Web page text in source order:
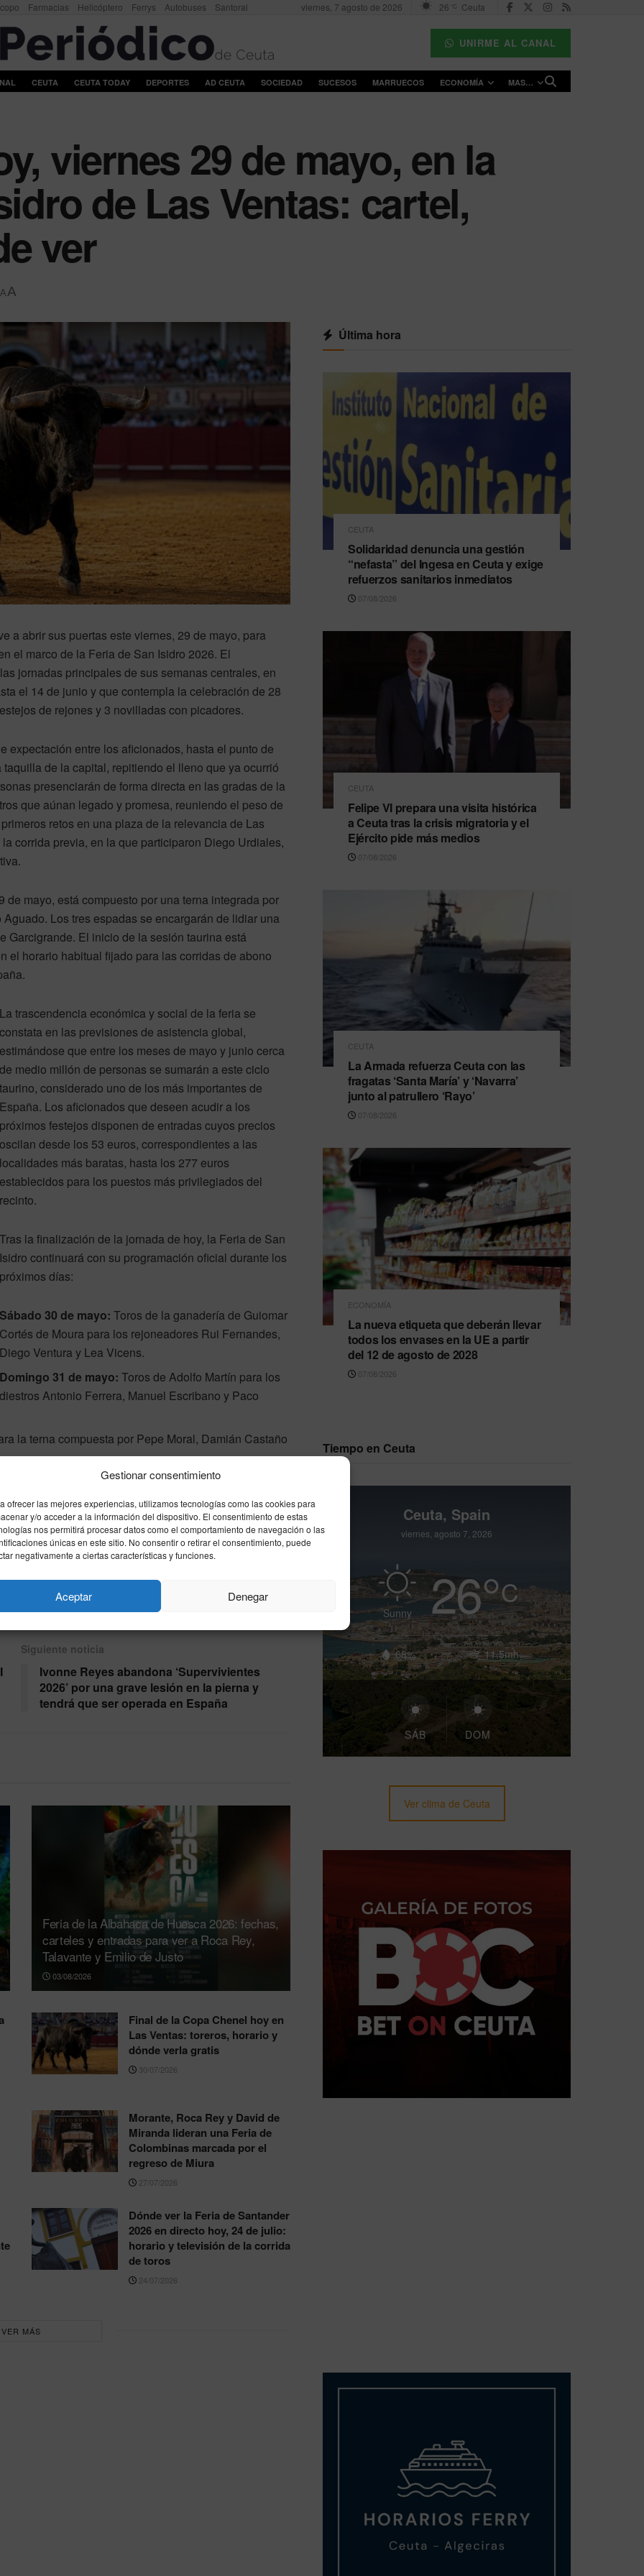
Gestionar consentimiento
ofrecer las mejores experiencias, utilizamos tecnologías como las cookies para
y/o acceder a la información del dispositivo. El consentimiento de estas
nos permitirá procesar datos como el comportamiento de navegación o las
únicas en este sitio. No consentir o retirar el consentimiento, puede
negativamente a ciertas características y funciones.
Aceptar Denegar
Farmacias Helicóptero Ferrys Autobuses Santoral viernes, 7 agosto de 2026 26 °C Ceuta
UNIRME AL CANAL
CEUTA CEUTA TODAY DEPORTES AD CEUTA SOCIEDAD SUCESOS MARRUECOS ECONOMÍA MAS…
viernes 29 de mayo, en la
de Las Ventas: cartel,
ver
AA
a abrir sus puertas este viernes, 29 de mayo, para
el marco de la Feria de San Isidro 2026. El
jornadas principales de sus semanas centrales, en
el 14 de junio y que contempla la celebración de 28
de rejones y 3 novilladas con picadores.
expectación entre los aficionados, hasta el punto de
de la capital, repitiendo el lleno que ya ocurrió
presenciarán de forma directa en las gradas de la
que aúnan legado y promesa, reuniendo el peso de
retos en una plaza de la relevancia de Las
corrida previa, en la que participaron Diego Urdiales,
mayo, está compuesto por una terna integrada por
Los tres espadas se encargarán de lidiar una
Garcigrande. El inicio de la sesión taurina está
el horario habitual fijado para las corridas de abono
La trascendencia económica y social de la feria se
constata en las previsiones de asistencia global,
estimándose que entre los meses de mayo y junio cerca
de medio millón de personas se sumarán a este ciclo
taurino, considerado uno de los más importantes de
España. Los aficionados que deseen acudir a los
próximos festejos disponen de entradas cuyos precios
oscilan desde los 53 euros, correspondientes a las
localidades más baratas, hasta los 277 euros
establecidos para los puestos más privilegiados del
recinto.
Tras la finalización de la jornada de hoy, la Feria de San
Isidro continuará con su programación oficial durante los
próximos días:
Sábado 30 de mayo: Toros de la ganadería de Guiomar
Cortés de Moura para los rejoneadores Rui Fernandes,
Diego Ventura y Lea Vicens.
Domingo 31 de mayo: Toros de Adolfo Martín para los
diestros Antonio Ferrera, Manuel Escribano y Paco
la terna compuesta por Pepe Moral, Damián Castaño
para José Garrido, Ismael Martín y Samuel Navalón.
Jandilla para Emilio de Justo, Borja Jiménez y Víctor
Compartir
Siguiente noticia
Ivonne Reyes abandona ‘Supervivientes
2026’ por una grave lesión en la pierna y
tendrá que ser operada en España
Feria de la Albahaca de Huesca 2026: fechas,
carteles y entradas para ver a Roca Rey,
Talavante y Emilio de Justo
03/08/2026
Final de la Copa Chenel hoy en
Las Ventas: toreros, horario y
dónde verla gratis
30/07/2026
Morante, Roca Rey y David de
Miranda lideran una Feria de
Colombinas marcada por el
regreso de Miura
27/07/2026
Dónde ver la Feria de Santander
2026 en directo hoy, 24 de julio:
horario y televisión de la corrida
de toros
24/07/2026
VER MÁS
Última hora
CEUTA
Solidaridad denuncia una gestión
“nefasta” del Ingesa en Ceuta y exige
refuerzos sanitarios inmediatos
07/08/2026
CEUTA
Felipe VI prepara una visita histórica
a Ceuta tras la crisis migratoria y el
Ejército pide más medios
07/08/2026
CEUTA
La Armada refuerza Ceuta con las
fragatas ‘Santa María’ y ‘Navarra’
junto al patrullero ‘Rayo’
07/08/2026
ECONOMÍA
La nueva etiqueta que deberán llevar
todos los envases en la UE a partir
del 12 de agosto de 2028
07/08/2026
Tiempo en Ceuta
Ceuta, Spain
viernes, agosto 7, 2026
Sunny 26°C
68% 11.5mh
SÁB DOM
Ver clima de Ceuta